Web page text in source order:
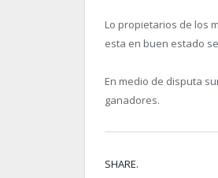
Lo propietarios de los
esta en buen estado
En medio de disputa
ganadores.
SHARE.